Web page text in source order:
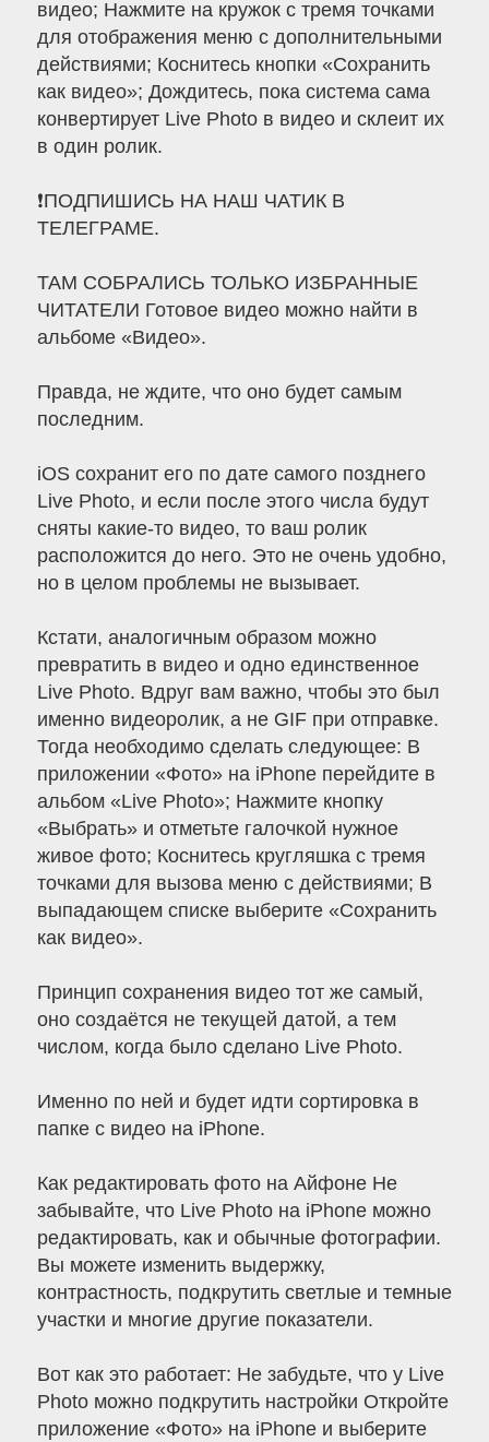
видео; Нажмите на кружок с тремя точками
для отображения меню с дополнительными
действиями; Коснитесь кнопки «Сохранить
как видео»; Дождитесь, пока система сама
конвертирует Live Photo в видео и склеит их
в один ролик.
❗ПОДПИШИСЬ НА НАШ ЧАТИК В
ТЕЛЕГРАМЕ.
ТАМ СОБРАЛИСЬ ТОЛЬКО ИЗБРАННЫЕ
ЧИТАТЕЛИ Готовое видео можно найти в
альбоме «Видео».
Правда, не ждите, что оно будет самым
последним.
iOS сохранит его по дате самого позднего
Live Photo, и если после этого числа будут
сняты какие-то видео, то ваш ролик
расположится до него. Это не очень удобно,
но в целом проблемы не вызывает.
Кстати, аналогичным образом можно
превратить в видео и одно единственное
Live Photo. Вдруг вам важно, чтобы это был
именно видеоролик, а не GIF при отправке.
Тогда необходимо сделать следующее: В
приложении «Фото» на iPhone перейдите в
альбом «Live Photo»; Нажмите кнопку
«Выбрать» и отметьте галочкой нужное
живое фото; Коснитесь кругляшка с тремя
точками для вызова меню с действиями; В
выпадающем списке выберите «Сохранить
как видео».
Принцип сохранения видео тот же самый,
оно создаётся не текущей датой, а тем
числом, когда было сделано Live Photo.
Именно по ней и будет идти сортировка в
папке с видео на iPhone.
Как редактировать фото на Айфоне Не
забывайте, что Live Photo на iPhone можно
редактировать, как и обычные фотографии.
Вы можете изменить выдержку,
контрастность, подкрутить светлые и темные
участки и многие другие показатели.
Вот как это работает: Не забудьте, что у Live
Photo можно подкрутить настройки Откройте
приложение «Фото» на iPhone и выберите